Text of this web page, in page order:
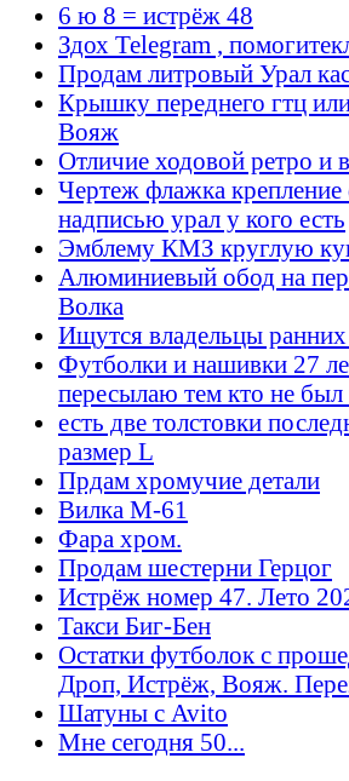
6 ю 8 = истрёж 48
Здох Telegram ,
Продам литровый Урал
Крышку переднего гтц
Вояж
Отличие ходовой ретро и
Чертеж флажка
надписью урал у кого есть
Эмблему КМЗ круглую
Алюминиевый обод на
Волка
Ищутся владельцы
Футболки и нашивки 27
пересылаю тем кто не
есть две толстовки
размер L
Прдам хромучие детали
Вилка М-61
Фара хром.
Продам шестерни Герцог
Истрёж номер 47. Лето
Такси Биг-Бен
Остатки футболок с
Дроп, Истрёж, Вояж.
Шатуны с Avito
Мне сегодня 50...